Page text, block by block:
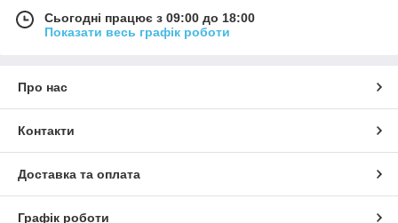
Сьогодні працює з 09:00 до 18:00
Показати весь графік роботи
Про нас
Контакти
Доставка та оплата
Графік роботи